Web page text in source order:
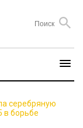
серебряную
в борьбе